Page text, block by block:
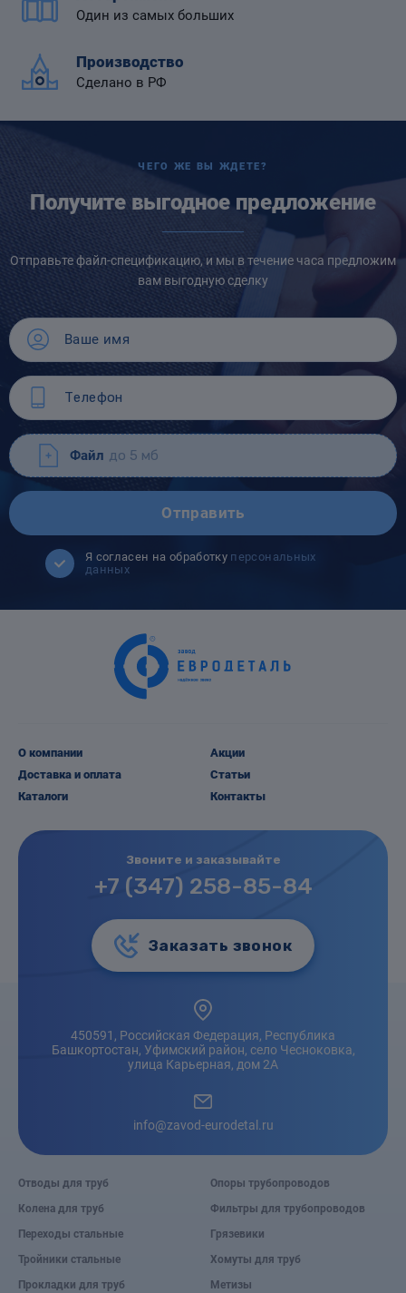
Один из самых больших
Производство
Сделано в РФ
ЧЕГО ЖЕ ВЫ ЖДЕТЕ?
Получите выгодное предложение
Отправьте файл-спецификацию, и мы в течение часа предложим
вам выгодную сделку
Файл до 5 мб
Отправить
Я согласен на обработку персональных
данных
О компании
Доставка и оплата
Каталоги
Акции
Статьи
Контакты
Звоните и заказывайте
+7 (347) 258-85-84
Заказать звонок
450591, Российская Федерация, Республика
Башкортостан, Уфимский район, село Чесноковка,
улица Карьерная, дом 2А
info@zavod-eurodetal.ru
Отводы для труб
Колена для труб
Переходы стальные
Тройники стальные
Прокладки для труб
Опоры трубопроводов
Фильтры для трубопроводов
Грязевики
Хомуты для труб
Метизы